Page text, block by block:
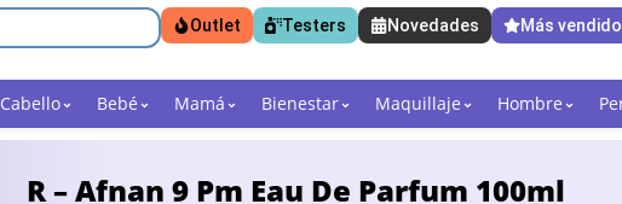
Outlet Testers Novedades Más
Cabello Bebé Mamá Bienestar Maquillaje Hombre
R – Afnan 9 Pm Eau De Parfum 100ml